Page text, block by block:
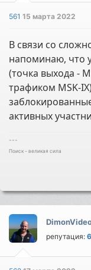
56115 марта 2022
В связи со
напоминаю, что
(точка выхода -
трафиком MSK-
активных
---
Поиск - великая сила
репутация: